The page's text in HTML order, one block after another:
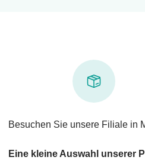
Besuchen Sie unsere Filiale in
Eine kleine Auswahl unserer